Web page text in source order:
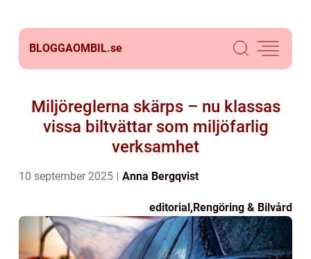
BLOGGAOMBIL.se
Miljöreglerna skärps – nu klassas
vissa biltvättar som miljöfarlig
verksamhet
10 september 2025 Anna Bergqvist
editorial,Rengöring & Bilvård